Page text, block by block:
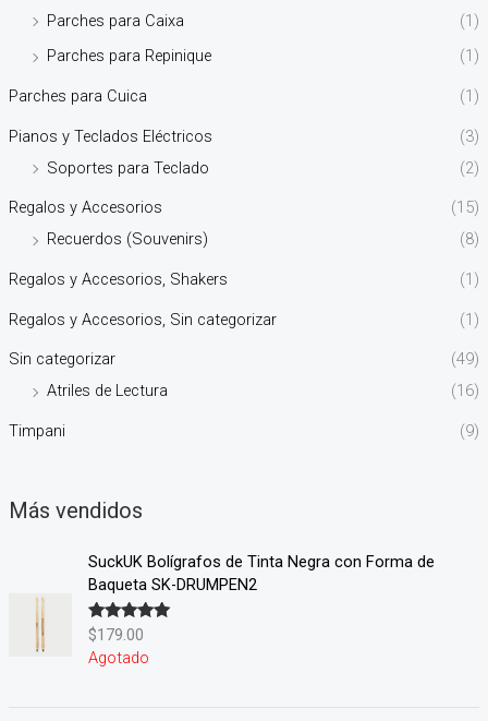
Parches para Caixa
(1)
Parches para Repinique
(1)
Parches para Cuica (1)
Pianos y Teclados Eléctricos
(3)
Soportes para Teclado
(2)
Regalos y Accesorios
(15)
Recuerdos (Souvenirs)
(8)
Regalos y Accesorios, Shakers (1)
Regalos y Accesorios, Sin categorizar (1)
Sin categorizar
(49)
Atriles de Lectura
(16)
Timpani (9)
Más vendidos
SuckUK Bolígrafos de Tinta Negra con Forma de
Baqueta SK-DRUMPEN2
Valorado en
5.00 de 5
$179.00
Agotado